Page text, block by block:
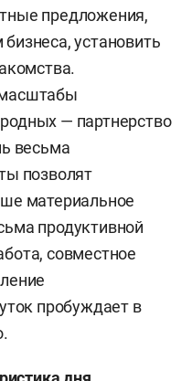
предложения,
установить
— партнерство
весьма
позволят
материальное
продуктивной
совместное
пробуждает в